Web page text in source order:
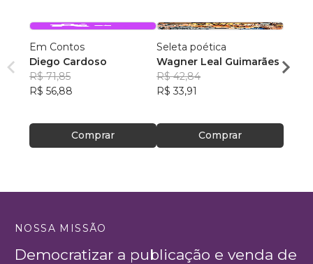
Em Contos
Diego Cardoso
R$ 71,85
R$ 56,88
Comprar
Seleta poética
Wagner Leal Guimarães
R$ 42,84
R$ 33,91
Comprar
ainda
Carla
NOSSA MISSÃO
Democratizar a publicação e venda de